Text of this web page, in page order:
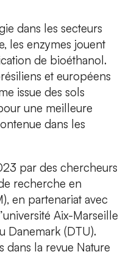
dans les secteurs
les enzymes jouent
de bioéthanol.
et européens
issue des sols
une meilleure
dans les
par des chercheurs
recherche en
en partenariat avec
université Aix-Marseille
Danemark (DTU).
dans la revue Nature